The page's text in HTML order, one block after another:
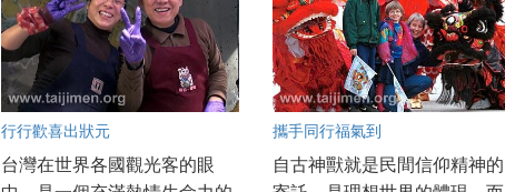
行行歡喜出狀元
台灣在世界各國觀光客的眼
攜手同行福氣到
自古神獸就是民間信仰精神的